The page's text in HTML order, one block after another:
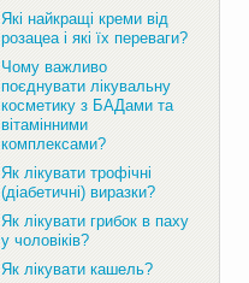
Які найкращі креми від
розацеа і які їх переваги?
Чому важливо
поєднувати лікувальну
косметику з БАДами та
вітамінними
комплексами?
Як лікувати трофічні
(діабетичні) виразки?
Як лікувати грибок в паху
у чоловіків?
Як лікувати кашель?